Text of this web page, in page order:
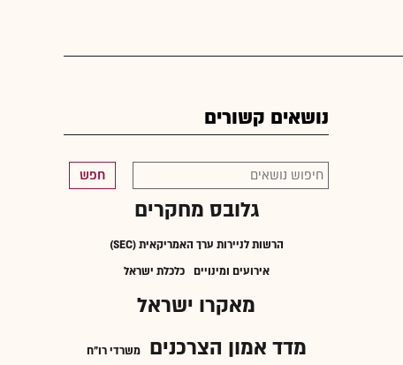
נושאים קשורים
חפש
גלובס מחקרים
הרשות לניירות ערך האמריקאית (SEC)
אירועים ומינויים
כלכלת ישראל
מאקרו ישראל
מדד אמון הצרכנים
משרדי רו"ח